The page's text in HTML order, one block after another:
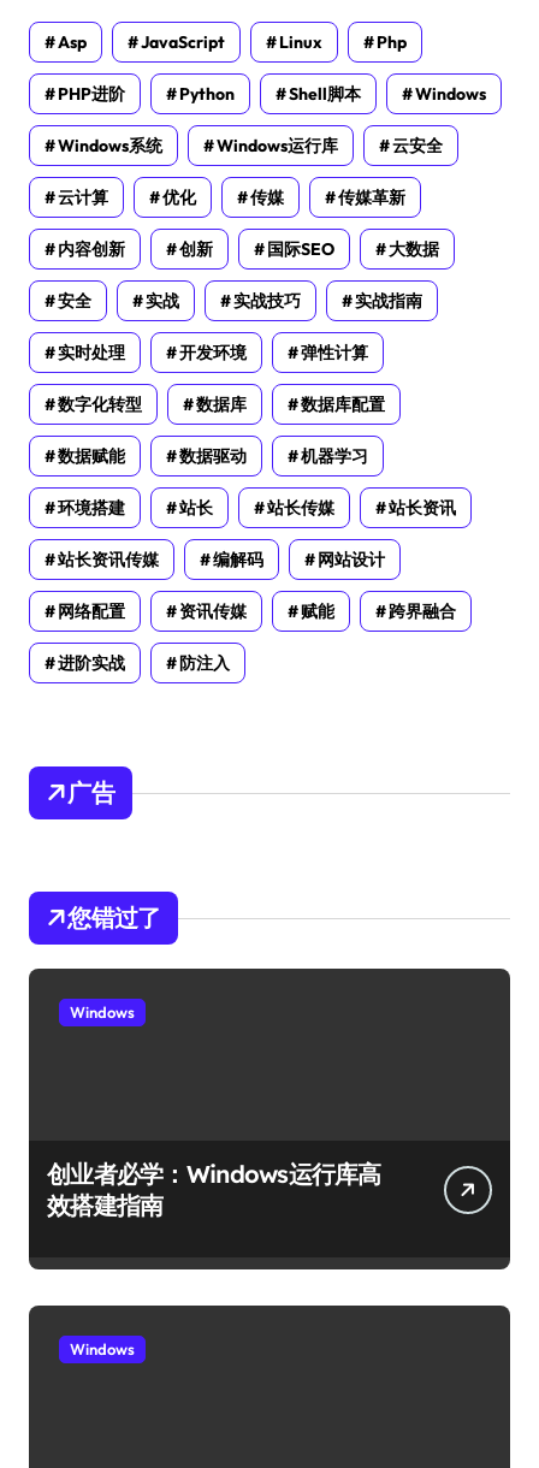
Asp JavaScript Linux Php
PHP进阶 Python Shell脚本 Windows
Windows系统 Windows运行库 云安全
云计算 优化 传媒 传媒革新
内容创新 创新 国际SEO 大数据
安全 实战 实战技巧 实战指南
实时处理 开发环境 弹性计算
数字化转型 数据库 数据库配置
数据赋能 数据驱动 机器学习
环境搭建 站长 站长传媒 站长资讯
站长资讯传媒 编解码 网站设计
网络配置 资讯传媒 赋能 跨界融合
进阶实战 防注入
广告
您错过了
Windows
创业者必学：Windows运行库高
效搭建指南
Windows